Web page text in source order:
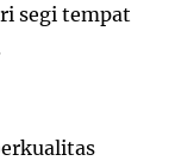
segi tempat